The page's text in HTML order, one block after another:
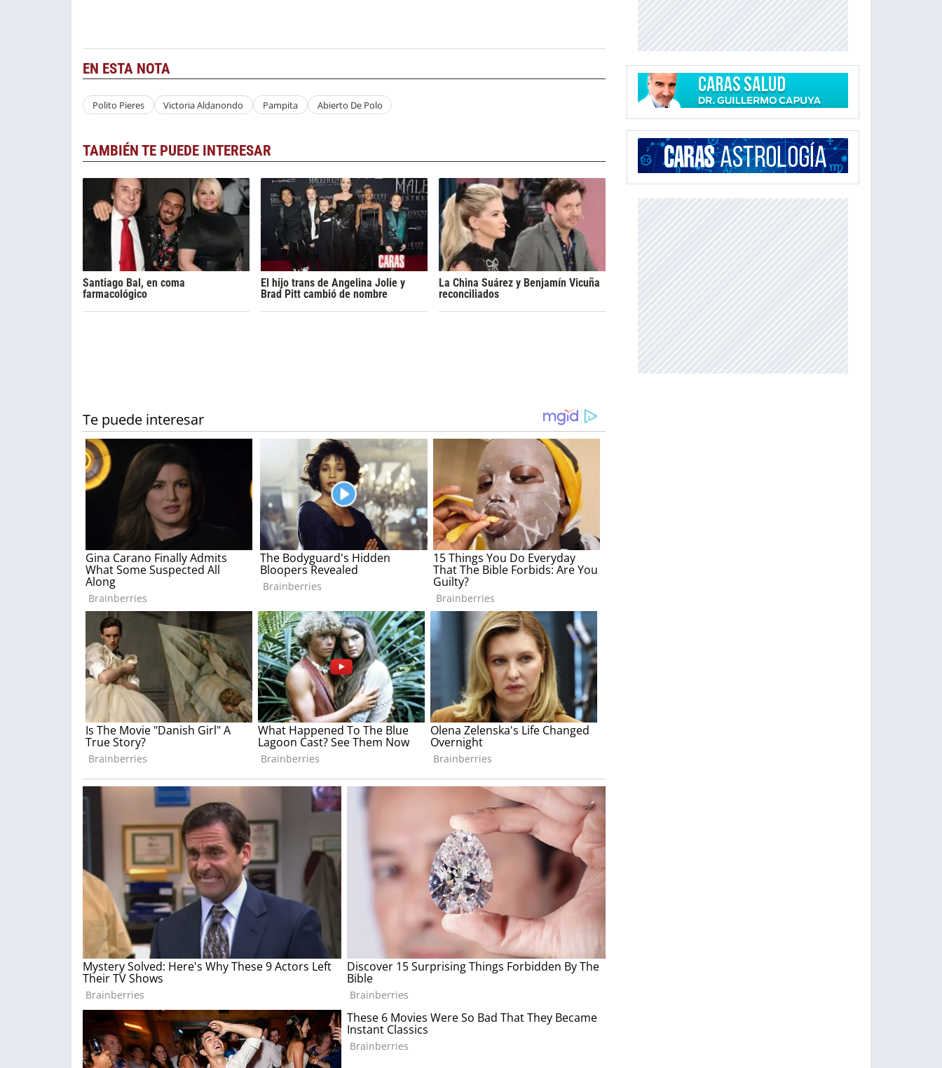
EN ESTA NOTA
Polito Pieres Victoria Aldanondo Pampita Abierto De Polo
TAMBIÉN TE PUEDE INTERESAR
Santiago Bal, en coma
farmacológico
El hijo trans de Angelina Jolie y
Brad Pitt cambió de nombre
La China Suárez y Benjamín Vicuña
reconciliados